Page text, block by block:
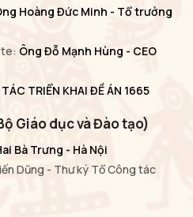
Hoàng Đức Minh - Tổ trưởng
Ông Đỗ Mạnh Hùng - CEO
TRIỂN KHAI ĐỀ ÁN 1665
Giáo dục và Đào tạo)
Bà Trưng - Hà Nội
Dũng - Thư ký Tổ Công tác